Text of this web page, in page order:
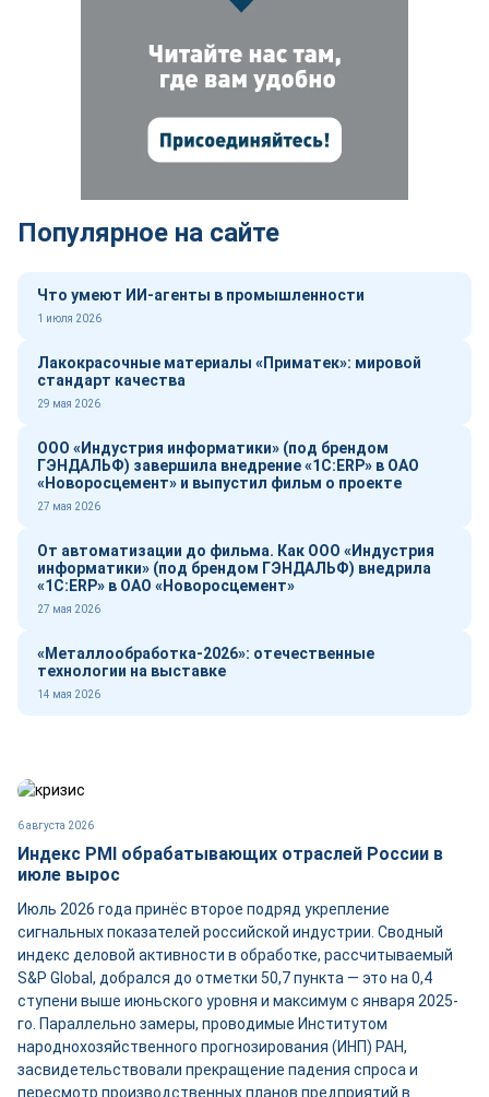
Популярное на сайте
Что умеют ИИ-агенты в промышленности
1 июля 2026
Лакокрасочные материалы «Приматек»: мировой
стандарт качества
29 мая 2026
ООО «Индустрия информатики» (под брендом
ГЭНДАЛЬФ) завершила внедрение «1С:ERP» в ОАО
«Новоросцемент» и выпустил фильм о проекте
27 мая 2026
От автоматизации до фильма. Как ООО «Индустрия
информатики» (под брендом ГЭНДАЛЬФ) внедрила
«1С:ERP» в ОАО «Новоросцемент»
27 мая 2026
«Металлообработка-2026»: отечественные
технологии на выставке
14 мая 2026
6 августа 2026
Индекс PMI обрабатывающих отраслей России в
июле вырос
Июль 2026 года принёс второе подряд укрепление
сигнальных показателей российской индустрии. Сводный
индекс деловой активности в обработке, рассчитываемый
S&P Global, добрался до отметки 50,7 пункта — это на 0,4
ступени выше июньского уровня и максимум с января 2025-
го. Параллельно замеры, проводимые Институтом
народнохозяйственного прогнозирования (ИНП) РАН,
засвидетельствовали прекращение падения спроса и
пересмотр производственных планов предприятий в